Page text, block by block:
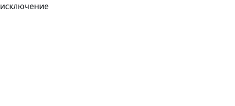
исключение